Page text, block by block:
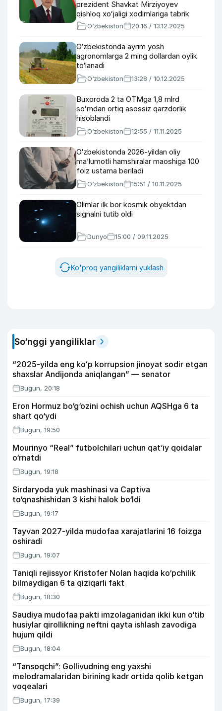
prezident Shavkat Mirziyoyev
qishloq xoʻjaligi xodimlariga tabrik
yoʻlladiO‘zbekiston 20:16 / 13.12.2025
O‘zbekistonda ayrim yosh
agronomlarga 2 ming dollardan oylik
to‘lanadi
O‘zbekiston 13:28 / 10.12.2025
Buxoroda 2 ta OTMga 1,8 mlrd
soʻmdan ortiq asossiz qarzdorlik
hisoblandi
O‘zbekiston 12:55 / 11.11.2025
O‘zbekistonda 2026-yildan oliy
ma’lumotli hamshiralar maoshiga 100
foiz ustama beriladi
O‘zbekiston 15:51 / 10.11.2025
Olimlar ilk bor kosmik obyektdan
signalni tutib oldi
Dunyo 15:00 / 09.11.2025
Ko'proq yangiliklarni yuklash
So‘nggi yangiliklar
“2025-yilda eng koʻp korrupsion jinoyat sodir etgan
shaxslar Andijonda aniqlangan” — senator
Bugun, 20:18
Eron Hormuz bo‘g‘ozini ochish uchun AQSHga 6 ta
shart qo‘ydi
Bugun, 19:50
Mourinyo “Real” futbolchilari uchun qat’iy qoidalar
o‘rnatdi
Bugun, 19:18
Sirdaryoda yuk mashinasi va Captiva
to‘qnashishidan 3 kishi halok bo‘ldi
Bugun, 19:17
Tayvan 2027-yilda mudofaa xarajatlarini 16 foizga
oshiradi
Bugun, 19:07
Taniqli rejissyor Kristofer Nolan haqida ko‘pchilik
bilmaydigan 6 ta qiziqarli fakt
Bugun, 18:30
Saudiya mudofaa pakti imzolaganidan ikki kun o‘tib
husiylar qirollikning neftni qayta ishlash zavodiga
hujum qildi
Bugun, 18:04
“Tansoqchi”: Gollivudning eng yaxshi
melodramalaridan birining kadr ortida qolib ketgan
voqealari
Bugun, 17:39